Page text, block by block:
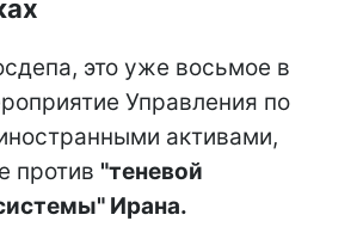
это уже восьмое в
Управления по
активами,
против "теневой
Ирана.